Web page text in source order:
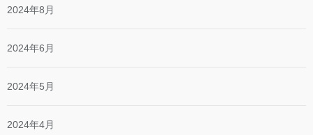
2024年8月
2024年6月
2024年5月
2024年4月